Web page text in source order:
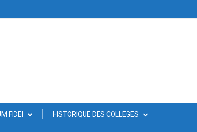
FIDEI HISTORIQUE DES COLLEGES